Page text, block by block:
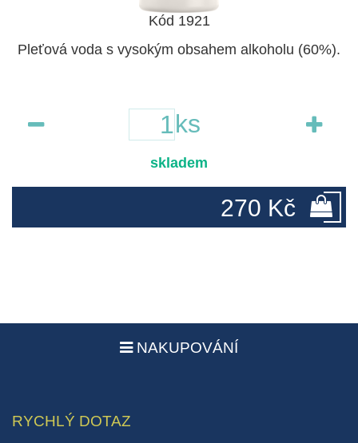
Kód 1921
Pleťová voda s vysokým obsahem alkoholu (60%).
ks
skladem
270 Kč
NAKUPOVÁNÍ
RYCHLÝ DOTAZ